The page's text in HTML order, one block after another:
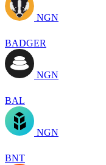
NGN
BADGER
NGN
BAL
NGN
BNT